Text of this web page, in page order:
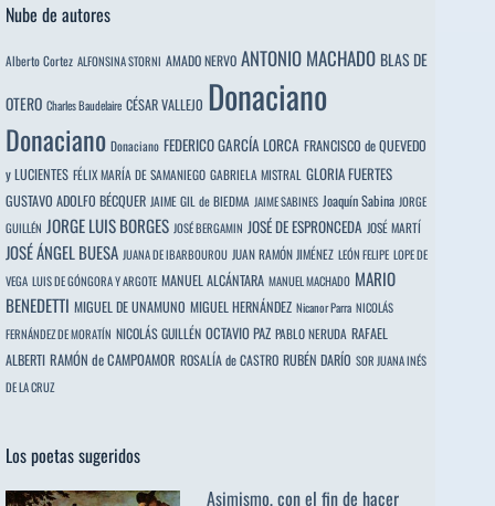
Nube de autores
Alberto Cortez ALFONSINA STORNI AMADO NERVO ANTONIO MACHADO BLAS DE
OTERO Charles Baudelaire CÉSAR VALLEJO Donaciano
Donaciano Donaciano FEDERICO GARCÍA LORCA FRANCISCO de QUEVEDO
y LUCIENTES FÉLIX MARÍA DE SAMANIEGO GABRIELA MISTRAL GLORIA FUERTES
GUSTAVO ADOLFO BÉCQUER JAIME GIL de BIEDMA JAIME SABINES Joaquín Sabina JORGE
GUILLÉN JORGE LUIS BORGES JOSÉ BERGAMIN JOSÉ DE ESPRONCEDA JOSÉ MARTÍ
JOSÉ ÁNGEL BUESA JUANA DE IBARBOUROU JUAN RAMÓN JIMÉNEZ LEÓN FELIPE LOPE DE
VEGA LUIS DE GÓNGORA Y ARGOTE MANUEL ALCÁNTARA MANUEL MACHADO MARIO
BENEDETTI MIGUEL DE UNAMUNO MIGUEL HERNÁNDEZ Nicanor Parra NICOLÁS
FERNÁNDEZ DE MORATÍN NICOLÁS GUILLÉN OCTAVIO PAZ PABLO NERUDA RAFAEL
ALBERTI RAMÓN de CAMPOAMOR ROSALÍA de CASTRO RUBÉN DARÍO SOR JUANA INÉS
DE LA CRUZ
Los poetas sugeridos
Asimismo, con el fin de hacer